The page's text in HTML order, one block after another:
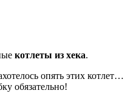
котлеты из хека.
опять этих котлет…
обязательно!